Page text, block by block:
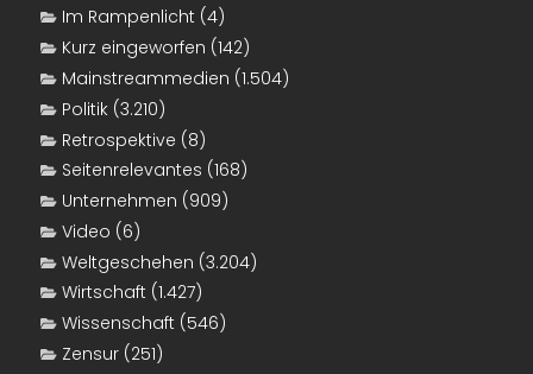
Im Rampenlicht (4)
Kurz eingeworfen (142)
Mainstreammedien (1.504)
Politik (3.210)
Retrospektive (8)
Seitenrelevantes (168)
Unternehmen (909)
Video (6)
Weltgeschehen (3.204)
Wirtschaft (1.427)
Wissenschaft (546)
Zensur (251)